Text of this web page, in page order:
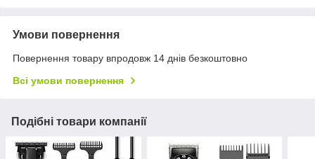
Умови повернення
Повернення товару впродовж 14 днів безкоштовно
Всі умови повернення
Подібні товари компанії